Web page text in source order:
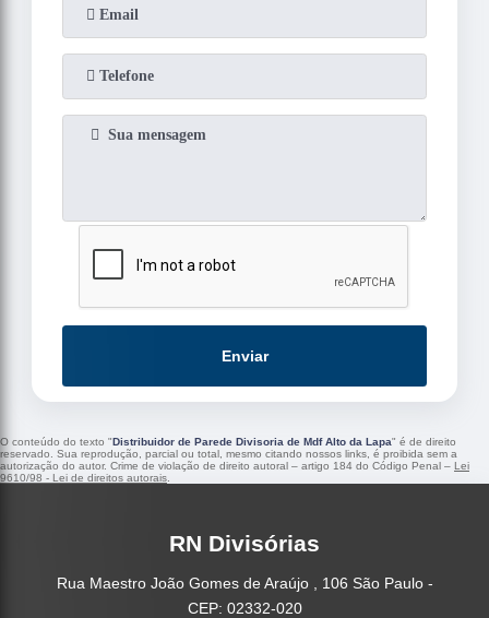
Enviar
O conteúdo do texto "Distribuidor de Parede Divisoria de Mdf Alto da Lapa" é de direito
reservado. Sua reprodução, parcial ou total, mesmo citando nossos links, é proibida sem a
autorização do autor. Crime de violação de direito autoral – artigo 184 do Código Penal – Lei
9610/98 - Lei de direitos autorais
RN Divisórias
Rua Maestro João Gomes de Araújo , 106 São Paulo -
CEP: 02332-020